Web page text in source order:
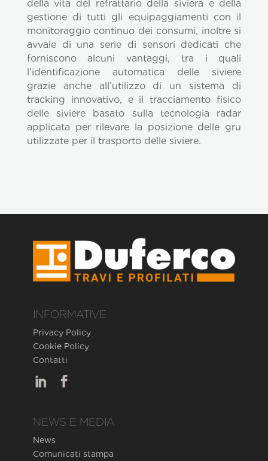
della vita del refrattario della siviera e della
gestione di tutti gli equipaggiamenti con il
monitoraggio continuo dei consumi, inoltre si
avvale di una serie di sensori dedicati che
forniscono alcuni vantaggi, tra i quali
l’identificazione automatica delle siviere
grazie anche all’utilizzo di un sistema di
tracking innovativo, e il tracciamento fisico
delle siviere basato sulla tecnologia radar
applicata per rilevare la posizione delle gru
utilizzate per il trasporto delle siviere.
INFORMATIVE
Privacy Policy
Cookie Policy
Contatti
NEWS E MEDIA
News
Comunicati stampa